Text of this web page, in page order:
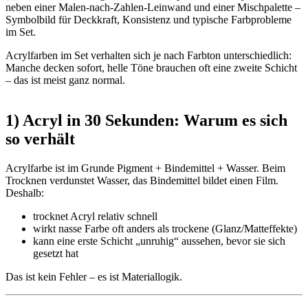
Acrylfarben im Set verhalten sich je nach Farbton unterschiedlich:
Manche decken sofort, helle Töne brauchen oft eine zweite Schicht
– das ist meist ganz normal.
1) Acryl in 30 Sekunden: Warum es sich
so verhält
Acrylfarbe ist im Grunde Pigment + Bindemittel + Wasser. Beim
Trocknen verdunstet Wasser, das Bindemittel bildet einen Film.
Deshalb:
trocknet Acryl relativ schnell
wirkt nasse Farbe oft anders als trockene (Glanz/Matteffekte)
kann eine erste Schicht „unruhig“ aussehen, bevor sie sich
gesetzt hat
Das ist kein Fehler – es ist Materiallogik.